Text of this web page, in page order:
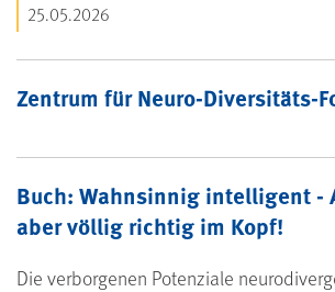
25.05.2026
Zentrum für Neuro-Diversitäts-
Buch: Wahnsinnig intelligent -
aber völlig richtig im Kopf!
Die verborgenen Potenziale